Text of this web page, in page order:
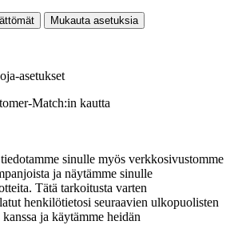
Mukauta asetuksia
asetukset
Match:in kautta
sinulle myös verkkosivustomme
ja näytämme sinulle
Tätä tarkoitusta varten
henkilötietosi seuraavien ulkopuolisten
ja käytämme heidän